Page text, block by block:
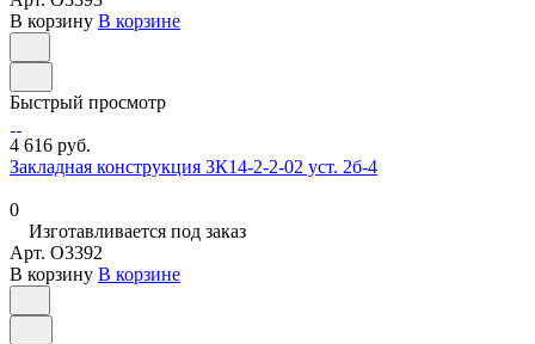
В корзину В корзине
Быстрый просмотр
4 616 руб.
Закладная конструкция ЗК14-2-2-02 уст. 2б-4
0
Изготавливается под заказ
Арт. O3392
В корзину В корзине